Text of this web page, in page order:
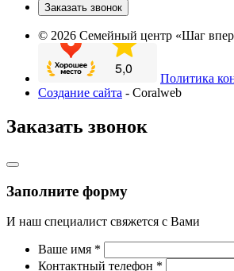
Заказать звонок
© 2026 Семейный центр «Шаг
Политика
Создание сайта - Coralweb
Заказать звонок
Заполните форму
И наш специалист свяжется с Вами
Ваше имя *
Контактный телефон *